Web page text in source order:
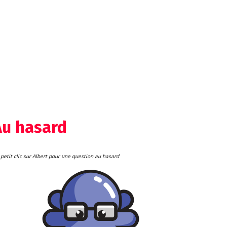
hasard
petit clic sur Albert pour une question au hasard